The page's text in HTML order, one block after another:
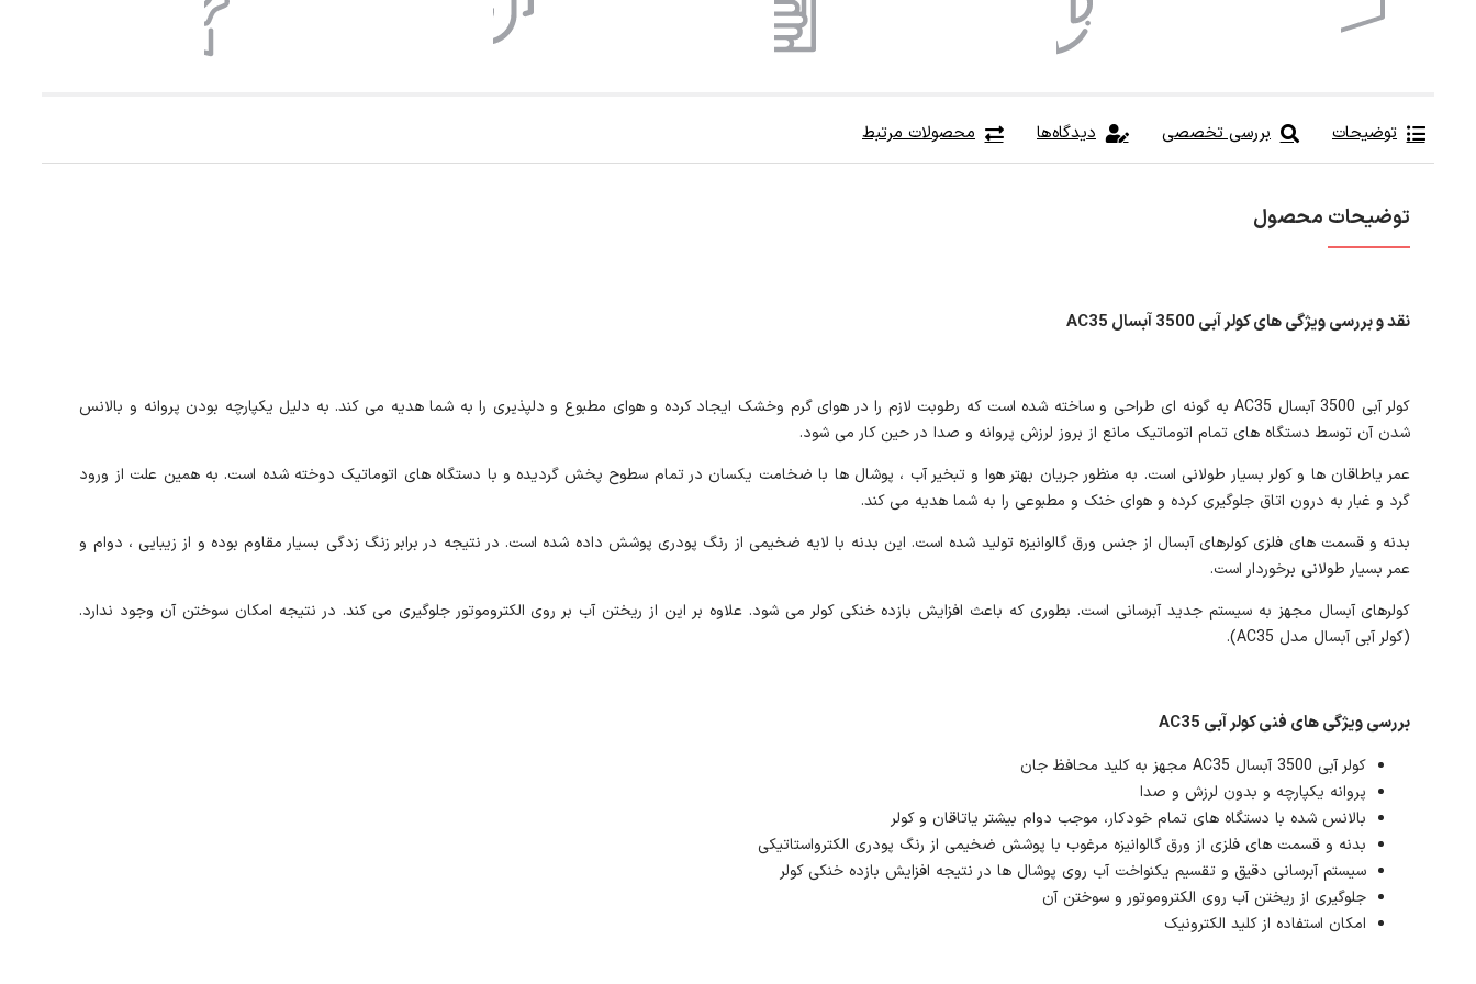
توضیحات بررسی تخصصی دیدگاه‌ها محصولات مرتبط
توضیحات محصول
نقد و بررسی ویژگی های کولر آبی 3500 آبسال AC35
کولر آبی 3500 آبسال AC35 به گونه ای طراحی و ساخته شده است که رطوبت لازم را در هوای گرم وخشک ایجاد کرده و هوای مطبوع و دلپذیری را به شما هدیه می کند. به دلیل یکپارچه بودن پروانه و بالانس
شدن آن توسط دستگاه های تمام اتوماتیک مانع از بروز لرزش پروانه و صدا در حین کار می شود.
عمر یاطاقان ها و کولر بسیار طولانی است. به منظور جریان بهتر هوا و تبخیر آب ، پوشال ها با ضخامت یکسان در تمام سطوح پخش گردیده و با دستگاه های اتوماتیک دوخته شده است. به همین علت از ورود
گرد و غبار به درون اتاق جلوگیری کرده و هوای خنک و مطبوعی را به شما هدیه می کند.
بدنه و قسمت های فلزی کولرهای آبسال از جنس ورق گالوانیزه تولید شده است. این بدنه با لایه ضخیمی از رنگ پودری پوشش داده شده است. در نتیجه در برابر زنگ زدگی بسیار مقاوم بوده و از زیبایی ، دوام و
عمر بسیار طولانی برخوردار است.
کولرهای آبسال مجهز به سیستم جدید آبرسانی است. بطوری که باعث افزایش بازده خنکی کولر می شود. علاوه بر این از ریختن آب بر روی الکتروموتور جلوگیری می کند. در نتیجه امکان سوختن آن وجود ندارد.
(کولر آبی آبسال مدل AC35).
بررسی ویژگی های فنی کولر آبی AC35
کولر آبی 3500 آبسال AC35 مجهز به کلید محافظ جان
پروانه یکپارچه و بدون لرزش و صدا
بالانس شده با دستگاه های تمام خودکار، موجب دوام بیشتر یاتاقان و کولر
بدنه و قسمت های فلزی از ورق گالوانیزه مرغوب با پوشش ضخیمی از رنگ پودری الکترواستاتیکی
سیستم آبرسانی دقیق و تقسیم یکنواخت آب روی پوشال ها در نتیجه افزایش بازده خنکی کولر
جلوگیری از ریختن آب روی الکتروموتور و سوختن آن
امکان استفاده از کلید الکترونیک